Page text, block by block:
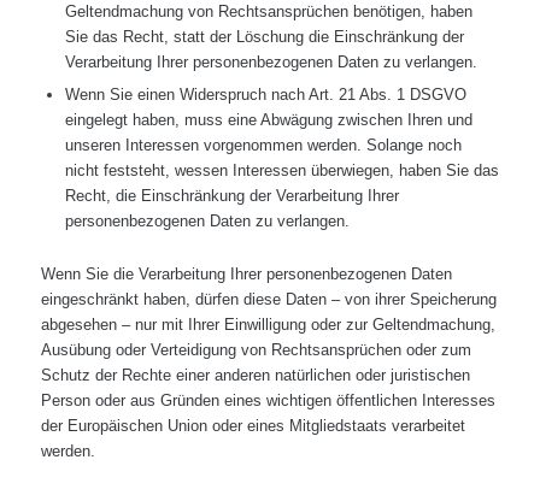
Geltendmachung von Rechtsansprüchen benötigen, haben
Sie das Recht, statt der Löschung die Einschränkung der
Verarbeitung Ihrer personenbezogenen Daten zu verlangen.
Wenn Sie einen Widerspruch nach Art. 21 Abs. 1 DSGVO
eingelegt haben, muss eine Abwägung zwischen Ihren und
unseren Interessen vorgenommen werden. Solange noch
nicht feststeht, wessen Interessen überwiegen, haben Sie das
Recht, die Einschränkung der Verarbeitung Ihrer
personenbezogenen Daten zu verlangen.
Wenn Sie die Verarbeitung Ihrer personenbezogenen Daten
eingeschränkt haben, dürfen diese Daten – von ihrer Speicherung
abgesehen – nur mit Ihrer Einwilligung oder zur Geltendmachung,
Ausübung oder Verteidigung von Rechtsansprüchen oder zum
Schutz der Rechte einer anderen natürlichen oder juristischen
Person oder aus Gründen eines wichtigen öffentlichen Interesses
der Europäischen Union oder eines Mitgliedstaats verarbeitet
werden.